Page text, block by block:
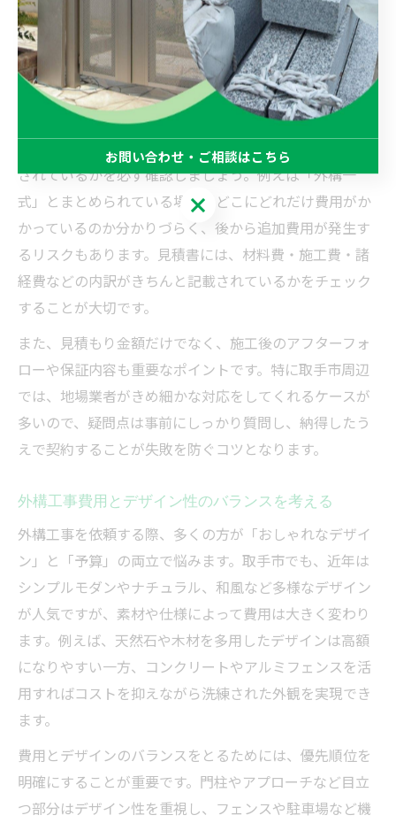
す。茨城県取手市での一般的な費用相場は、門柱やアプ
ローチ、フェンスなど基本的な工事で約50万円から150
万円程度が目安となります。駐車場や庭の大規模なリフ
ォームを含む場合は、200万円を超えるケースも珍しく
ありません。
見積もりを見る際は、工事項目ごとに単価や数量が明記
されているかを必ず確認しましょう。例えば「外構一
式」とまとめられている場合、どこにどれだけ費用がか
かっているのか分かりづらく、後から追加費用が発生す
るリスクもあります。見積書には、材料費・施工費・諸
経費などの内訳がきちんと記載されているかをチェック
することが大切です。
また、見積もり金額だけでなく、施工後のアフターフォ
ローや保証内容も重要なポイントです。特に取手市周辺
では、地場業者がきめ細かな対応をしてくれるケースが
多いので、疑問点は事前にしっかり質問し、納得したう
えで契約することが失敗を防ぐコツとなります。
外構工事費用とデザイン性のバランスを考える
外構工事を依頼する際、多くの方が「おしゃれなデザイ
ン」と「予算」の両立で悩みます。取手市でも、近年は
シンプルモダンやナチュラル、和風など多様なデザイン
が人気ですが、素材や仕様によって費用は大きく変わり
ます。例えば、天然石や木材を多用したデザインは高額
になりやすい一方、コンクリートやアルミフェンスを活
用すればコストを抑えながら洗練された外観を実現でき
ます。
費用とデザインのバランスをとるためには、優先順位を
明確にすることが重要です。門柱やアプローチなど目立
つ部分はデザイン性を重視し、フェンスや駐車場など機
お問い合わせ・ご相談はこちら
お問い合わせ・ご相談はこちら